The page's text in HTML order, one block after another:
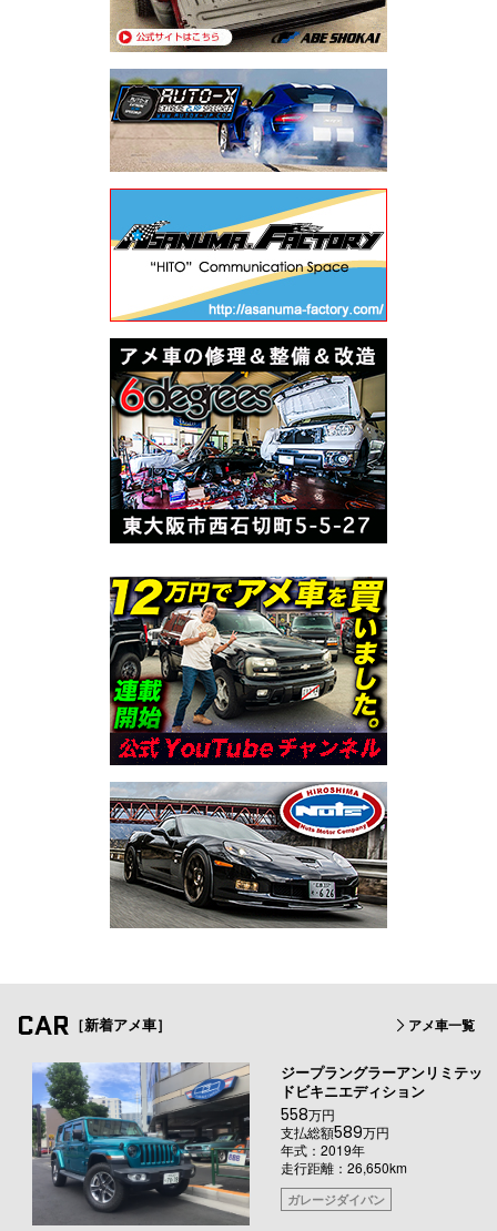
CAR ［新着アメ車］ アメ車一覧
ジープラングラーアンリミテッ
ドビキニエディション
558万円
支払総額589万円
年式：2019年
走行距離：26,650km
ガレージダイバン